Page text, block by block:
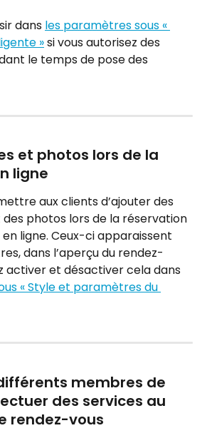
dans les paramètres sous «
» si vous autorisez des
le temps de pose des
et photos lors de la
ligne
aux clients d’ajouter des
photos lors de la réservation
ligne. Ceux-ci apparaissent
dans l’aperçu du rendez-
activer et désactiver cela dans
« Style et paramètres du
membres de
des services au
rendez-vous